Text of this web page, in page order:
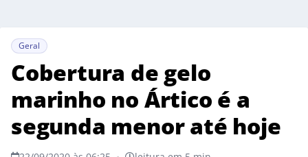
Geral
Cobertura de gelo
marinho no Ártico é a
segunda menor até hoje